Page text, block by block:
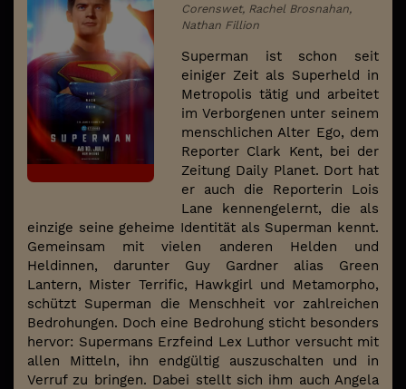
Corenswet, Rachel Brosnahan,
Nathan Fillion
Superman ist schon seit
einiger Zeit als Superheld in
Metropolis tätig und arbeitet
im Verborgenen unter seinem
menschlichen Alter Ego, dem
Reporter Clark Kent, bei der
Zeitung Daily Planet. Dort hat
er auch die Reporterin Lois
Lane kennengelernt, die als
einzige seine geheime Identität als Superman kennt.
Gemeinsam mit vielen anderen Helden und
Heldinnen, darunter Guy Gardner alias Green
Lantern, Mister Terrific, Hawkgirl und Metamorpho,
schützt Superman die Menschheit vor zahlreichen
Bedrohungen. Doch eine Bedrohung sticht besonders
hervor: Supermans Erzfeind Lex Luthor versucht mit
allen Mitteln, ihn endgültig auszuschalten und in
Verruf zu bringen. Dabei stellt sich ihm auch Angela